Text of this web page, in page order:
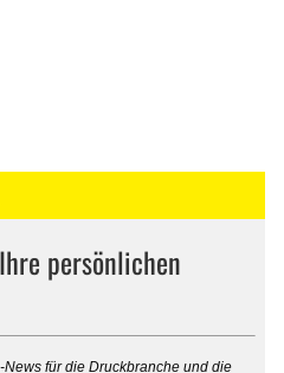
persönlichen
News für die Druckbranche und die